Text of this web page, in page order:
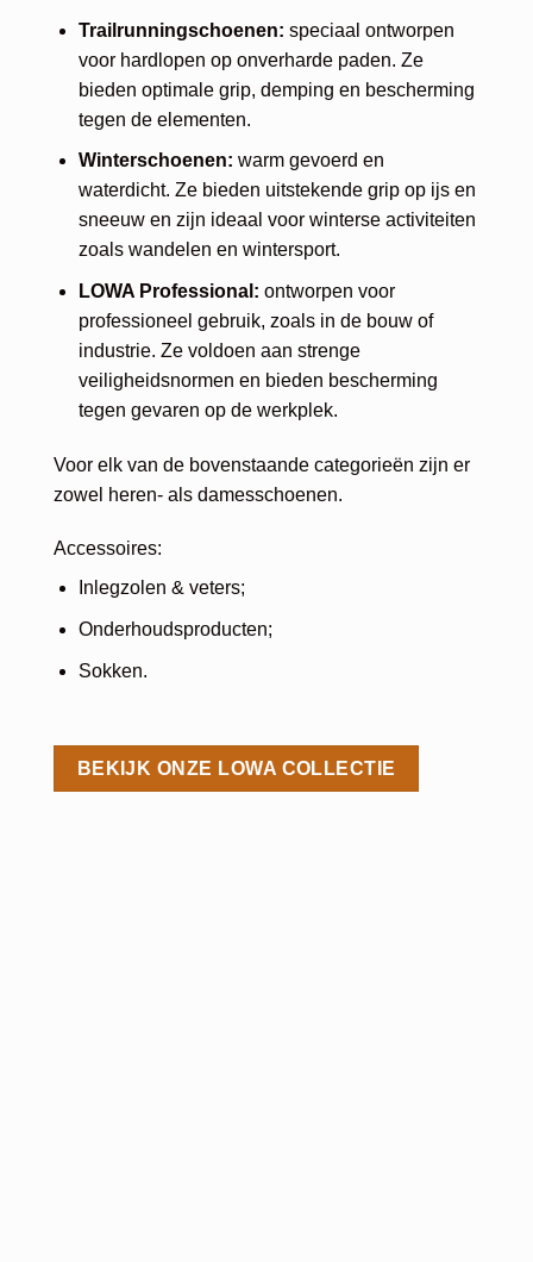
Trailrunningschoenen: speciaal ontworpen
voor hardlopen op onverharde paden. Ze
bieden optimale grip, demping en bescherming
tegen de elementen.
Winterschoenen: warm gevoerd en
waterdicht. Ze bieden uitstekende grip op ijs en
sneeuw en zijn ideaal voor winterse activiteiten
zoals wandelen en wintersport.
LOWA Professional: ontworpen voor
professioneel gebruik, zoals in de bouw of
industrie. Ze voldoen aan strenge
veiligheidsnormen en bieden bescherming
tegen gevaren op de werkplek.
Voor elk van de bovenstaande categorieën zijn er
zowel heren- als damesschoenen.
Accessoires:
Inlegzolen & veters;
Onderhoudsproducten;
Sokken.
BEKIJK ONZE LOWA COLLECTIE